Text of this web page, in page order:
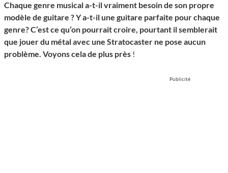
Chaque genre musical a-t-il vraiment besoin de son propre
modèle de guitare ? Y a-t-il une guitare parfaite pour chaque
genre? C’est ce qu’on pourrait croire, pourtant il semblerait
que jouer du métal avec une Stratocaster ne pose aucun
problème. Voyons cela de plus près !
Publicité